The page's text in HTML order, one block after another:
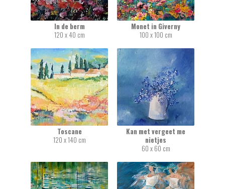
In de berm
120 x 40 cm
Monet in Giverny
100 x 100 cm
Toscane
120 x 140 cm
Kan met vergeet me
nietjes
60 x 60 cm